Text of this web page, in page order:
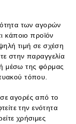
των αγορών
κάποιο προϊόν
τιμή σε σχέση
στην παραγγελία
μέσω της φόρμας
τόπου.
αγορές από το
την ενότητα
χρήσιμες